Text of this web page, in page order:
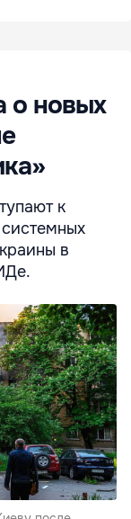
о новых
к
в